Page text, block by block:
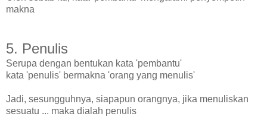
makna
5. Penulis
Serupa dengan bentukan kata 'pembantu'
kata 'penulis' bermakna 'orang yang menulis'
Jadi, sesungguhnya, siapapun orangnya, jika menuliskan
sesuatu ... maka dialah penulis